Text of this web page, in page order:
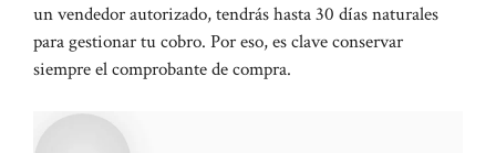
un vendedor autorizado, tendrás hasta 30 días naturales
para gestionar tu cobro. Por eso, es clave conservar
siempre el comprobante de compra.